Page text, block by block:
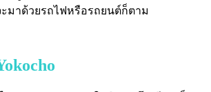
มาด้วยรถไฟหรือรถยนต์ก็ตาม